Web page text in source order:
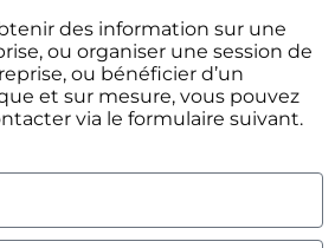
des information sur une
ou organiser une session de
ou bénéficier d’un
et sur mesure, vous pouvez
via le formulaire suivant.